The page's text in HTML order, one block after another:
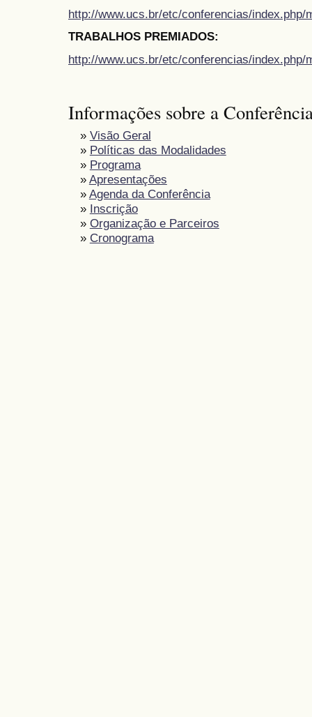
http://www.ucs.br/etc/conferencias/
TRABALHOS PREMIADOS:
http://www.ucs.br/etc/conferencias/index.php/
Informações sobre a
» Visão Geral
» Políticas das Modalidades
» Programa
» Apresentações
» Agenda da Conferência
» Inscrição
» Organização e Parceiros
» Cronograma